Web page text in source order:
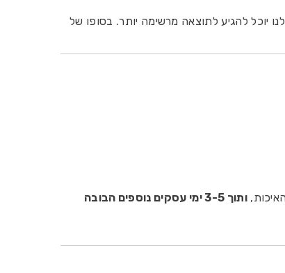
יוכל להגיע לתוצאה מרשימה יותר. בסופו של
ותוך 3-5 ימי עסקים נוספים הבובה